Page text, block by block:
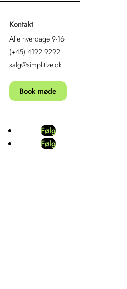
Kontakt
Alle hverdage 9-16
(+45)4192 9292
salg@simplitize.dk
Book møde
Følg
Følg